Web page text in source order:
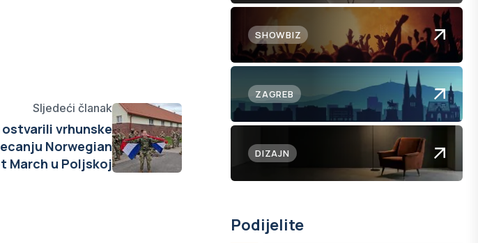
Sljedeći članak
vrhunske
Norwegian
March u Poljskoj
SHOWBIZ
ZAGREB
DIZAJN
Podijelite